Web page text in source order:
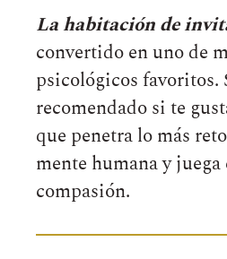
La habitación de
convertido en uno de
psicológicos favoritos.
recomendado si te
que penetra lo más
mente humana y
compasión.